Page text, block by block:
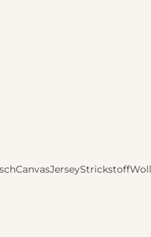
CanvasJerseyStrickstoff